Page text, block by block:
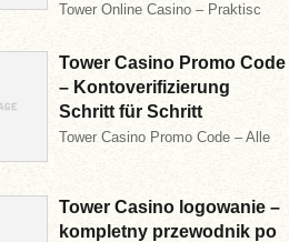
Tower Online Casino – Praktisc
Tower Casino Promo Code
– Kontoverifizierung
Schritt für Schritt
Tower Casino Promo Code – Alle
Tower Casino logowanie –
kompletny przewodnik po